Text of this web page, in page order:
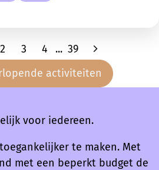
2 3 4 ... 39
activiteiten
voor iedereen.
te maken. Met
met een beperkt budget de